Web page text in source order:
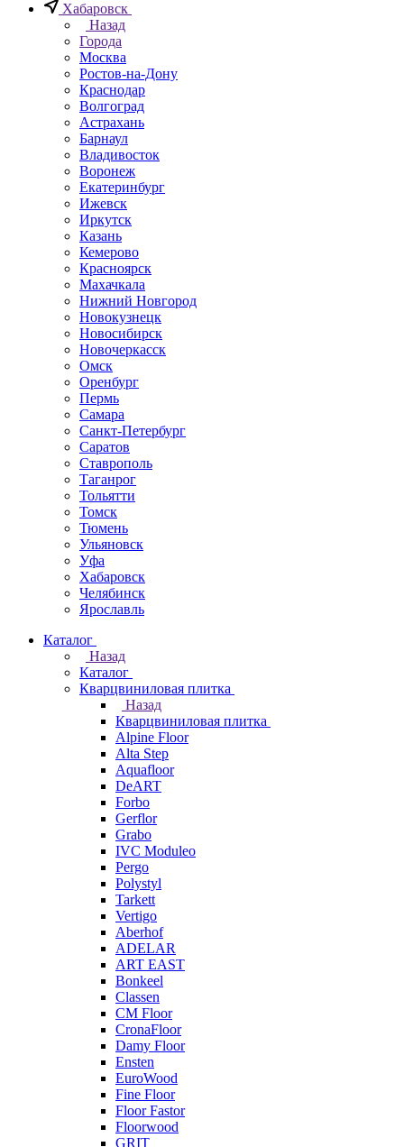
Хабаровск
Назад
Города
Москва
Ростов-на-Дону
Краснодар
Волгоград
Астрахань
Барнаул
Владивосток
Воронеж
Екатеринбург
Ижевск
Иркутск
Казань
Кемерово
Красноярск
Махачкала
Нижний Новгород
Новокузнецк
Новосибирск
Новочеркаcск
Омск
Оренбург
Пермь
Самара
Санкт-Петербург
Саратов
Ставрополь
Таганрог
Тольятти
Томск
Тюмень
Ульяновск
Уфа
Хабаровск
Челябинск
Ярославль
Каталог
Назад
Каталог
Кварцвиниловая плитка
Назад
Кварцвиниловая плитка
Alpine Floor
Alta Step
Aquafloor
DeART
Forbo
Gerflor
Grabo
IVC Moduleo
Pergo
Polystyl
Tarkett
Vertigo
Aberhof
ADELAR
ART EAST
Bonkeel
Classen
CM Floor
CronaFloor
Damy Floor
Ensten
EuroWood
Fine Floor
Floor Fastor
Floorwood
GRIT